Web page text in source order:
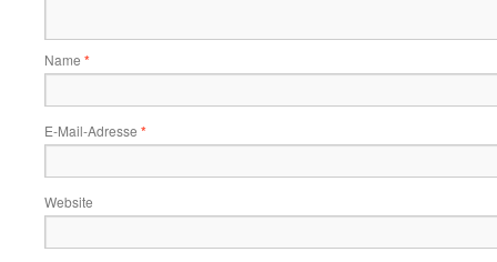
Name *
E-Mail-Adresse *
Website